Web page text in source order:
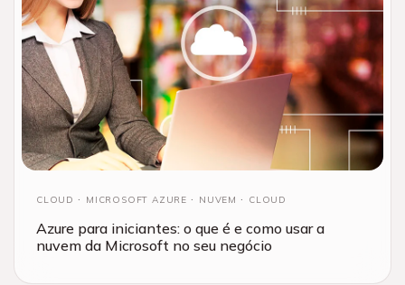
CLOUD MICROSOFT AZURE NUVEM CLOUD
Azure para iniciantes: o que é e como usar a
nuvem da Microsoft no seu negócio